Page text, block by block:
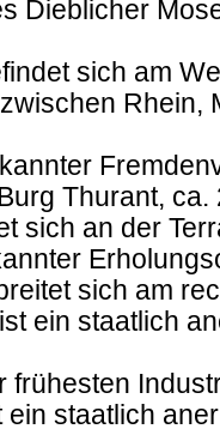
Dieblicher
sich am
Rhein,
Thurant, ca.
sich an der
sich am
ein staatlich
frühesten
staatlich